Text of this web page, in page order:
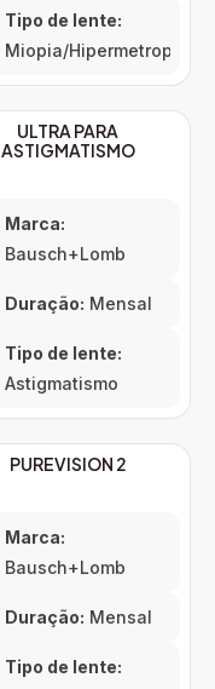
Tipo de lente:
Miopia/Hipermetropia
ULTRA PARA
ASTIGMATISMO
Marca:
Bausch+Lomb
Duração: Mensal
Tipo de lente:
Astigmatismo
PUREVISION 2
Marca:
Bausch+Lomb
Duração: Mensal
Tipo de lente: